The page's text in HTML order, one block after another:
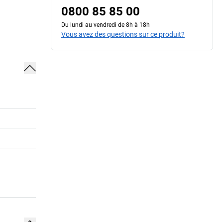
0800 85 85 00
Du lundi au vendredi de 8h à 18h
Vous avez des questions sur ce produit?